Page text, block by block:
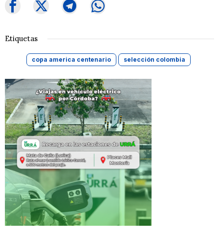
Etiquetas
copa america centenario selección colombia